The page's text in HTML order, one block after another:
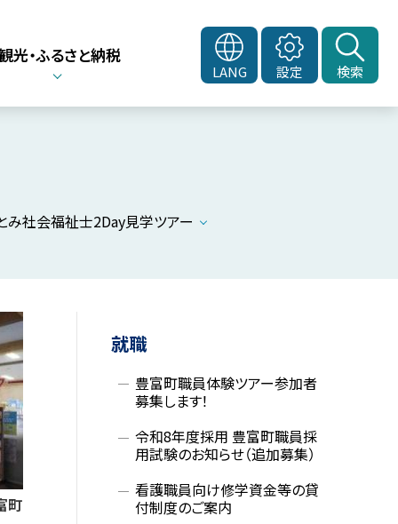
光・ふるさと納税
LANG 設定 検索
み社会福祉士2Day見学ツアー
町
就職
豊富町職員体験ツアー参加者
募集します！
令和8年度採用 豊富町職員採
用試験のお知らせ（追加募集）
看護職員向け修学資金等の貸
付制度のご案内